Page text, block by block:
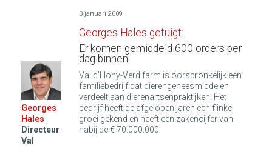
Georges
Hales
Directeur
Val
3 januari 2009
Georges Hales getuigt:
Er komen gemiddeld 600 orders per
dag binnen
Val d’Hony-Verdifarm is oorspronkelijk een
familiebedrijf dat dierengeneesmiddelen
verdeelt aan dierenartsenpraktijken. Het
bedrijf heeft de afgelopen jaren een flinke
groei gekend en heeft een zakencijfer van
nabij de € 70.000.000.